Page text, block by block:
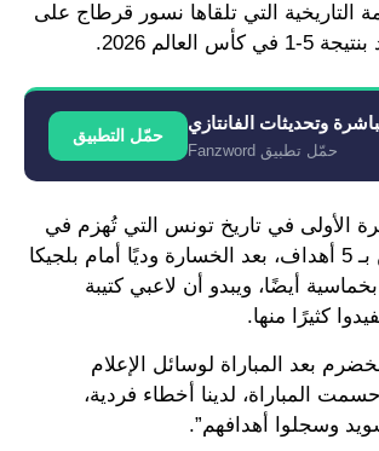
التاريخية التي تلقاها نسور قرطاج على
العالم 2026.
وتحديثات الفانتازي
حمّل تطبيق Fanzword
حمّل التطبيق
الأولى في تاريخ تونس التي تُهزم في
مباراتين متتاليتين بـ 5 أهداف، بعد الخسارة وديًا أمام بلجيكا
أيضًا، ويبدو أن لاعبي كتيبة
كثيرًا منها.
بعد المباراة لوسائل الإعلام
المباراة، لدينا أخطاء فردية،
وسجلوا أهدافهم”.